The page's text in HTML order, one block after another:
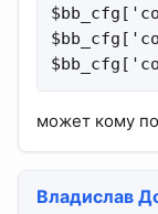
может кому
Владислав